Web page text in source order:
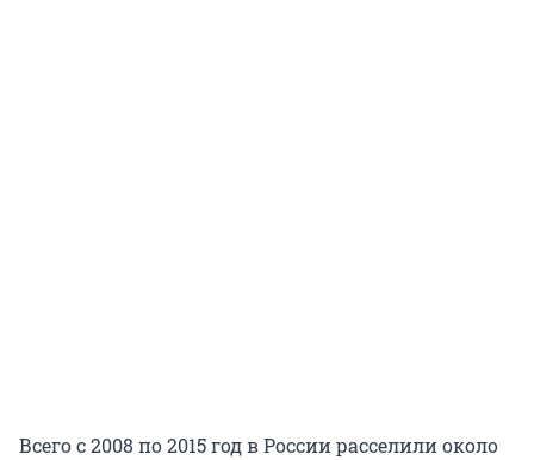
Всего с 2008 по 2015 год в России расселили около